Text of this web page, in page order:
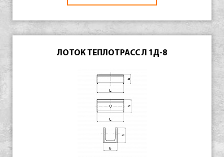
ЛОТОК ТЕПЛОТРАСС Л 1Д-8